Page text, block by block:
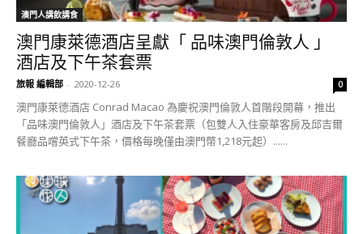
澳門人講飲講食
澳門康萊德酒店呈獻「 品味澳門倫敦人 」
酒店及下午茶套票
旅報 編輯部 - 2020-12-26 0
澳門康萊德酒店 Conrad Macao 為慶祝澳門倫敦人首階段開幕，推出
「品味澳門倫敦人」酒店及下午茶套票（包雙人入住豪華客房及邱吉爾
餐廳品嚐英式下午茶，價格每晚僅由澳門幣1,218元起）......